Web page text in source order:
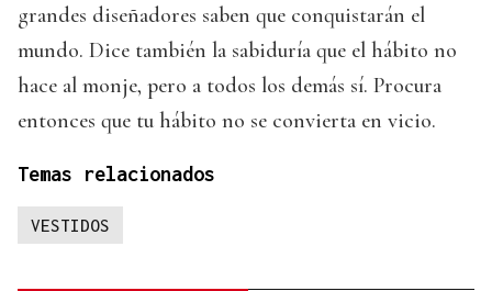
grandes diseñadores saben que conquistarán el
mundo. Dice también la sabiduría que el hábito no
hace al monje, pero a todos los demás sí. Procura
entonces que tu hábito no se convierta en vicio.
Temas relacionados
VESTIDOS